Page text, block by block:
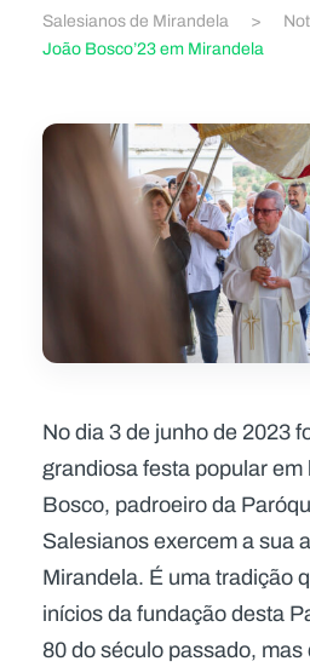
Salesianos de Mirandela >
João Bosco’23 em Mirandela
No dia 3 de junho de 2023
grandiosa festa popular
Bosco, padroeiro da
Salesianos exercem a sua
Mirandela. É uma tradição
inícios da fundação desta
80 do século passado,